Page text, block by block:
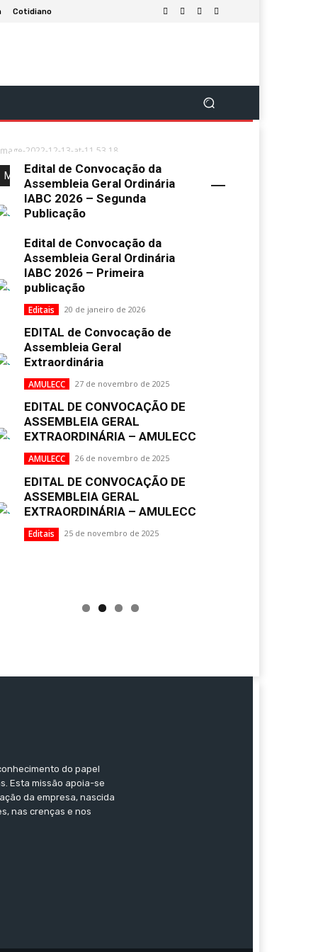
Cotidiano
2022-12-13-at-11.53.18
Mais Popular
Edital de Convocação da
Assembleia Geral Ordinária
IABC 2026 – Segunda
Publicação
Edital de Convocação da
Assembleia Geral Ordinária
IABC 2026 – Primeira
publicação
Editais 20 de janeiro de 2026
EDITAL de Convocação de
Assembleia Geral
Extraordinária
AMULECC 27 de novembro de 2025
EDITAL DE CONVOCAÇÃO DE
ASSEMBLEIA GERAL
EXTRAORDINÁRIA – AMULECC
AMULECC 26 de novembro de 2025
EDITAL DE CONVOCAÇÃO DE
ASSEMBLEIA GERAL
EXTRAORDINÁRIA – AMULECC
Editais 25 de novembro de 2025
do papel
Esta missão apoia-se
da empresa, nascida
nas crenças e nos